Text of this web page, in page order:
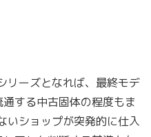
リーズとなれば、最終モデ
する中古固体の程度もま
いショップが突発的に仕入